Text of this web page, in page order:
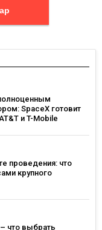
SpaceX готовит
и T-Mobile
проведения: что
крупного
что выбрать